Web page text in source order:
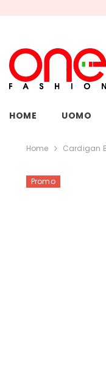
HOME UOMO
Home Cardigan
Promo